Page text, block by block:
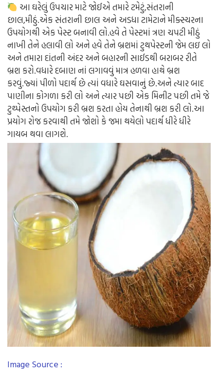
આ ઘરેલું ઉપચાર માટે જોઈએ તમારે ટમેટું,સંતરાની
છાલ,મીઠું.એક સંતરાની છાલ અને અડધા ટામેટાને મીક્સ્ચરના
ઉપયોગથી એક પેસ્ટ બનાવી લો.હવે તે પેસ્ટમાં ત્રણ ચપટી મીઠું
નાખી તેને હલાવી લો અને હવે તેને બ્રશમાં ટુથપેસ્ટની જેમ લઇ લો
અને તમારા દાંતની અંદર અને બહારની સાઈડથી બરાબર રીતે
બ્રશ કરો.વધારે દબાણ નાં લગાવવું માત્ર હળવા હાથે બ્રશ
કરવું.જ્યાં પીળો પદાર્થ છે ત્યાં વધારે ઘસવાનું છે.અને ત્યાર બાદ
પાણીના કોગળા કરી લો અને ત્યાર પછી એક મિનીટ પછી તમે જે
ટુથ્પેસ્તનો ઉપયોગ કરી બ્રશ કરતા હોય તેનાથી બ્રશ કરી લો.આ
પ્રયોગ રોજ કરવાથી તમે જોશો કે જમા થયેલો પદાર્થ ધીરે ધીરે
ગાયબ થવા લાગશે.
Image Source :